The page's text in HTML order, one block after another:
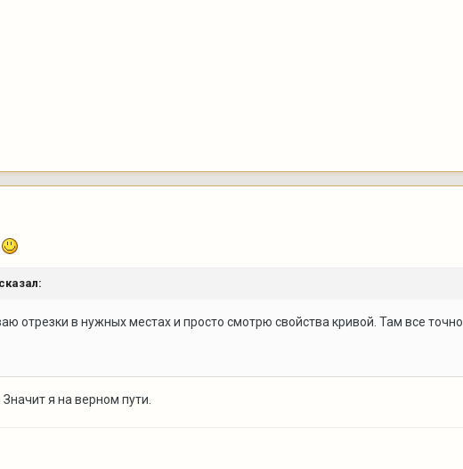
отрезки в нужных местах и просто смотрю свойства кривой. Там все точно
я на верном пути.